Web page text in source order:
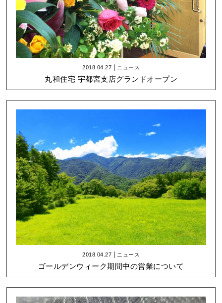
2018.04.27 ニュース
丸和住宅 宇都宮支店グランドオープン
2018.04.27 ニュース
ゴールデンウィーク期間中の営業について